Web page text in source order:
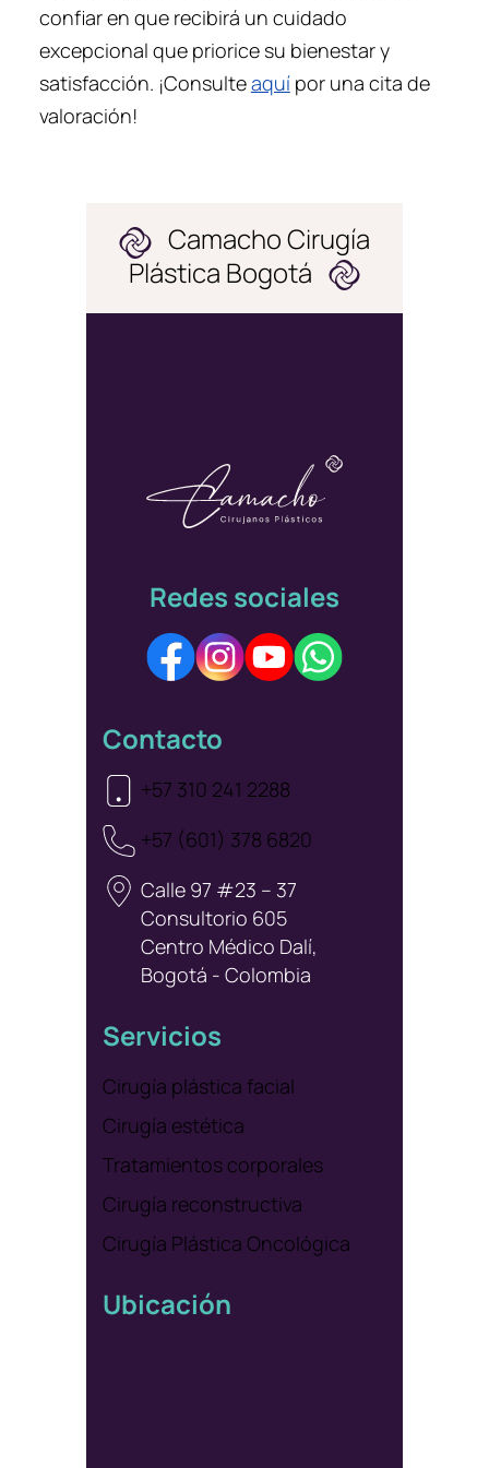
confiar en que recibirá un cuidado
excepcional que priorice su bienestar y
satisfacción. ¡Consulteaquípor una cita de
valoración!
Camacho Cirugía
Plástica Bogotá
Redes sociales
Contacto
+57 310 241 2288
+57 (601) 378 6820
Calle 97 #23 – 37
Consultorio 605
Centro Médico Dalí,
Bogotá - Colombia
Servicios
Cirugía plástica facial
Cirugía estética
Tratamientos corporales
Cirugía reconstructiva
Cirugía Plástica Oncológica
Ubicación